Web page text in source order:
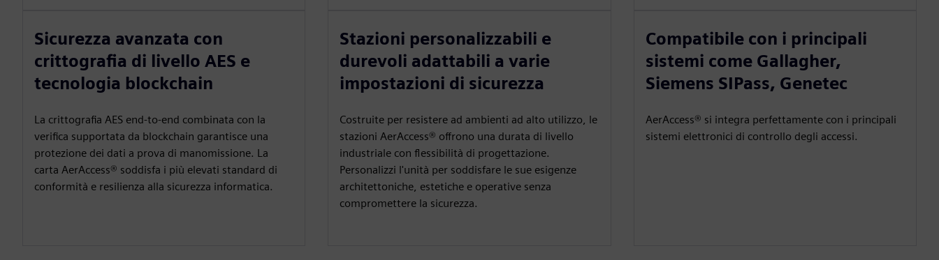
Sicurezza avanzata con
crittografia di livello AES e
tecnologia blockchain
La crittografia AES end-to-end combinata con la
verifica supportata da blockchain garantisce una
protezione dei dati a prova di manomissione. La
carta AerAccess® soddisfa i più elevati standard di
conformità e resilienza alla sicurezza informatica.
Stazioni personalizzabili e
durevoli adattabili a varie
impostazioni di sicurezza
Costruite per resistere ad ambienti ad alto utilizzo, le
stazioni AerAccess® offrono una durata di livello
industriale con flessibilità di progettazione.
Personalizzi l'unità per soddisfare le sue esigenze
architettoniche, estetiche e operative senza
compromettere la sicurezza.
Compatibile con i principali
sistemi come Gallagher,
Siemens SIPass, Genetec
AerAccess® si integra perfettamente con i principali
sistemi elettronici di controllo degli accessi.